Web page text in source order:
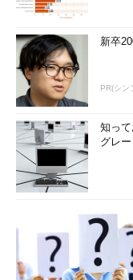
新卒
PR(シン
知っ
グレ